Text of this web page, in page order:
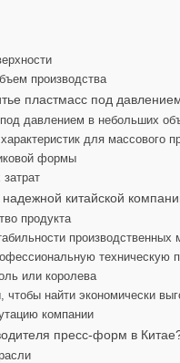
производства
пластмасс под
давлением в небольших
для массового
формы
китайской
продукта
производственных
техническую
или королева
найти экономически
компании
пресс-форм в